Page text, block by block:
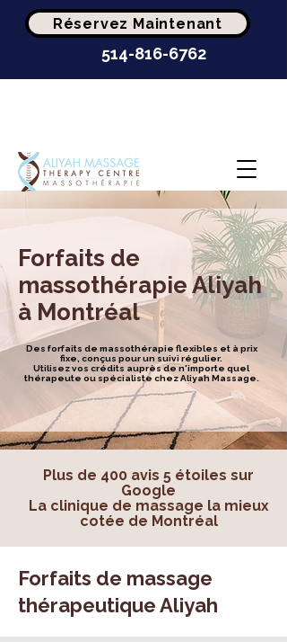
Réservez Maintenant
514-816-6762
Forfaits de
massothérapie Aliyah
à Montréal
Des forfaits de massothérapie flexibles et à prix
fixe, conçus pour un suivi régulier.
Utilisez vos crédits auprès de n'importe quel
thérapeute ou spécialiste chez Aliyah Massage.
Plus de 400 avis 5 étoiles sur
Google
La clinique de massage la mieux
cotée de Montréal
Forfaits de massage
thérapeutique Aliyah